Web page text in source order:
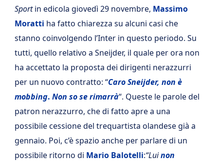
Sportin edicola giovedì 29 novembre, Massimo
Moratti ha fatto chiarezza su alcuni casi che
stanno coinvolgendo l’Inter in questo periodo. Su
tutti, quello relativo a Sneijder, il quale per ora non
ha accettato la proposta dei dirigenti nerazzurri
per un nuovo contratto: “Caro Sneijder, non è
mobbing. Non so se rimarrà“. Queste le parole del
patron nerazzurro, che di fatto apre a una
possibile cessione del trequartista olandese già a
gennaio. Poi, c’è spazio anche per parlare di un
possibile ritorno di Mario Balotelli:“Luinon